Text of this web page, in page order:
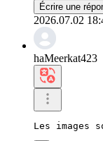
Écrire une
2026.07.02
haMeerkat423
Les images